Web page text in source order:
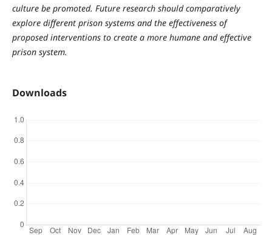
culture be promoted. Future research should comparatively
explore different prison systems and the effectiveness of
proposed interventions to create a more humane and effective
prison system.
Downloads